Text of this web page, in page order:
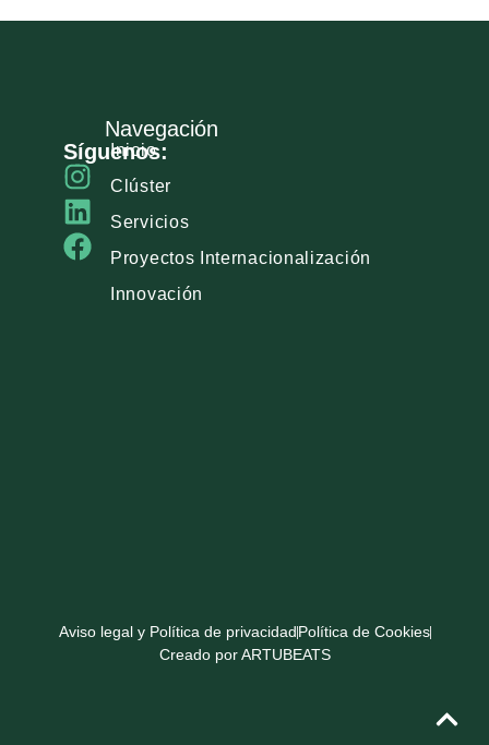
Síguenos:
Navegación
Inicio
Clúster
Servicios
Proyectos Internacionalización
Innovación
Aviso legal y Política de privacidadPolítica de Cookies
Creado por ARTUBEATS